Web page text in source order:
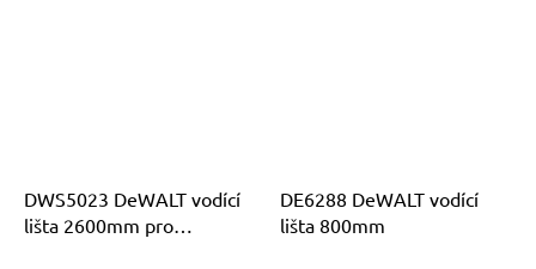
DWS5023 DeWALT vodící
lišta 2600mm pro
DE6288 DeWALT vodící
lišta 800mm